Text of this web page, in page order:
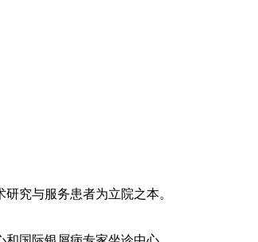
究与服务患者为立院之本。